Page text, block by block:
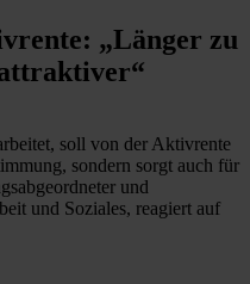
„Länger zu
soll von der Aktivrente
sondern sorgt auch für
und
und Soziales, reagiert auf